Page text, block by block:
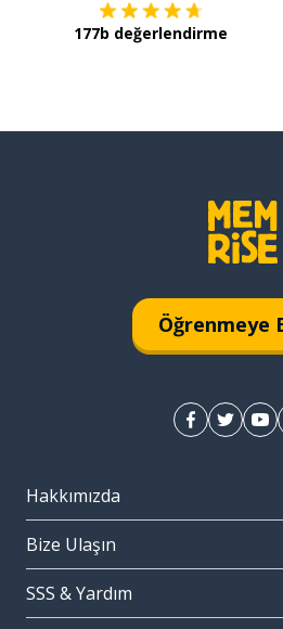
177b değerlendirme
Öğrenmeye
Hakkımızda
Bize Ulaşın
SSS & Yardım